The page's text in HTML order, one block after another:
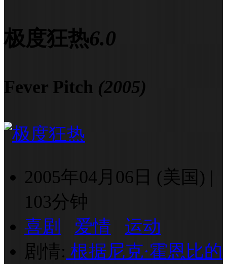
极度狂热6.0
Fever Pitch (2005)
2005年04月06日 (美国) |
103分钟
喜剧
爱情
运动
剧情: 根据尼克·霍恩比的